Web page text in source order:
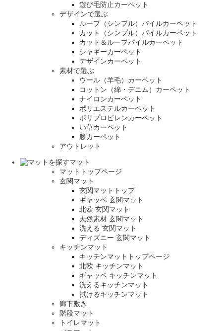
遊び毛防止カーペット
デザインで選ぶ
ループ（シンプル）パイルカーペット
カット（シンプル）パイルカーペット
カット＆ループパイルカーペット
シャギーカーペット
デザインカーペット
素材で選ぶ
ウール（羊毛）カーペット
コットン（綿・デニム）カーペット
ナイロンカーペット
ポリエステルカーペット
ポリプロピレンカーペット
い草カーペット
籐カーペット
アウトレット
マット
マットトップページ
玄関マット
玄関マットトップ
ギャッベ 玄関マット
北欧 玄関マット
天然素材 玄関マット
洗える 玄関マット
ディズニー 玄関マット
キッチンマット
キッチンマットトップページ
北欧 キッチンマット
ギャッベ キッチンマット
洗えるキッチンマット
拭けるキッチンマット
廊下敷き
階段マット
トイレマット